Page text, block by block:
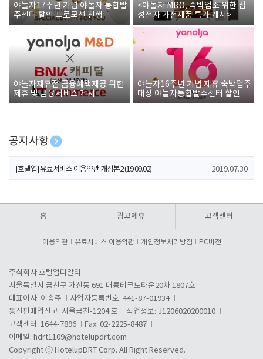
야놀자17주년 기념 야놀자 통합발
주센터 할인 프로모션 진행
<야놀자 MRO, 숙박업소 위한 삼
성전자 가전제품 특가 개시>
야놀자제휴점 금융혜택제공 위한
제휴 및 금융서비스 게시
야놀자16주년 기념 제휴 숙박업주
대상 야놀자통합발주센터 할인쿠
폰 증정
공지사항
[호텔업] 개인정보 처리방침 개정본1 (19.09.02)
[호텔업] 유료서비스 이용약관 개정본2 (19.09.02) 2019.07.30
홈 광고제휴 고객센터
이용약관 유료서비스 이용약관 개인정보처리방침 PC버전
주식회사 호텔업디알티
서울특별시 금천구 가산동 691 대륭테크노타운20차 1807호
대표이사: 이송주
사업자등록번호: 441-87-01934
통신판매업신고: 서울금천-1204 호
직업정보: J1206020200010
고객센터: 1644-7896
Fax: 02-2225-8487
이메일: hdrt1109@hotelupdrt.com
Copyright ⓒ HotelupDRT Corp. All Right Reserved.